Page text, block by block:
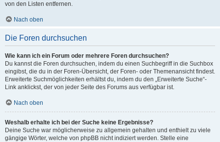
von den Listen entfernen.
Nach oben
Die Foren durchsuchen
Wie kann ich ein Forum oder mehrere Foren durchsuchen?
Du kannst die Foren durchsuchen, indem du einen Suchbegriff in die Suchbox
eingibst, die du in der Foren-Übersicht, der Foren- oder Themenansicht findest.
Erweiterte Suchmöglichkeiten erhältst du, indem du den „Erweiterte Suche“-
Link anklickst, der von jeder Seite des Forums aus verfügbar ist.
Nach oben
Weshalb erhalte ich bei der Suche keine Ergebnisse?
Deine Suche war möglicherweise zu allgemein gehalten und enthielt zu viele
gängige Wörter, welche von phpBB nicht indiziert werden. Stelle eine